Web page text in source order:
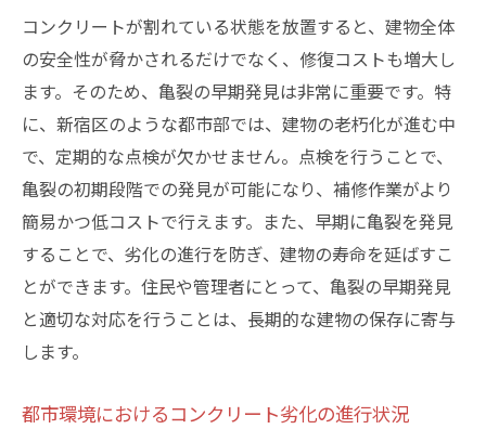
予防的メンテナンスの重要性と新しい手法
新宿区におけるコンクリート保護の新しい
流れ
東京都新宿区でのコンクリート亀裂への新たな
修理方法の可能性
革新的な修理法の可能性を探る
新宿区での新技術導入の事例分析
潜在的な修理方法とその未来
新たな材料と技術の可能性
未来の修理方法がもたらすメリット
コンクリート割れてる現象に立ち向かう新宿区
コンクリートが割れている状態を放置すると、建物全体
の安全性が脅かされるだけでなく、修復コストも増大し
ます。そのため、亀裂の早期発見は非常に重要です。特
に、新宿区のような都市部では、建物の老朽化が進む中
で、定期的な点検が欠かせません。点検を行うことで、
亀裂の初期段階での発見が可能になり、補修作業がより
簡易かつ低コストで行えます。また、早期に亀裂を発見
することで、劣化の進行を防ぎ、建物の寿命を延ばすこ
とができます。住民や管理者にとって、亀裂の早期発見
と適切な対応を行うことは、長期的な建物の保存に寄与
します。
都市環境におけるコンクリート劣化の進行状況